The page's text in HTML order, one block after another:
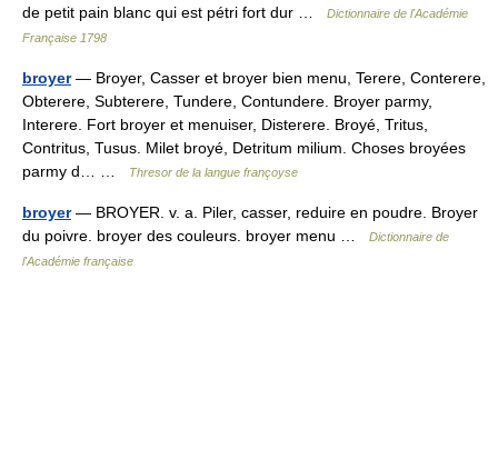
de petit pain blanc qui est pétri fort dur …
Dictionnaire de l'Académie
Française 1798
broyer— Broyer, Casser et broyer bien menu, Terere, Conterere,
Obterere, Subterere, Tundere, Contundere. Broyer parmy,
Interere. Fort broyer et menuiser, Disterere. Broyé, Tritus,
Contritus, Tusus. Milet broyé, Detritum milium. Choses broyées
parmy d… …
Thresor de la langue françoyse
broyer— BROYER. v. a. Piler, casser, reduire en poudre. Broyer
du poivre. broyer des couleurs. broyer menu …
Dictionnaire de
l'Académie française